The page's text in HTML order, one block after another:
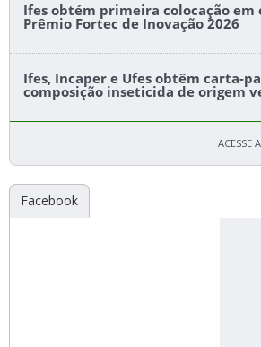
Ifes obtém primeira colocação em
Prêmio Fortec de Inovação 2026
Ifes, Incaper e Ufes obtêm carta-
composição inseticida de origem
ACESSE
Facebook